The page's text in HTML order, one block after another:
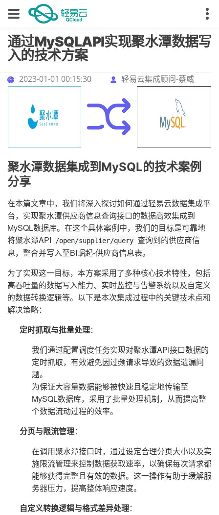
通过MySQLAPI实现聚水潭数据写
入的技术方案
2023-01-01 00:15:30 轻易云集成顾问-蔡威
聚水潭数据集成到MySQL的技术案例
分享
在本篇文章中，我们将深入探讨如何通过轻易云数据集成平
台，实现聚水潭供应商信息查询接口的数据高效集成到
MySQL数据库。在这个具体案例中，我们的目标是可靠地
将聚水潭API
/open/supplier/query 查询到的供应商信
息，整合并写入至BI崛起-供应商信息表。
为了实现这一目标，本方案采用了多种核心技术特性，包括
高吞吐量的数据写入能力、实时监控与告警系统以及自定义
的数据转换逻辑等。以下是本次集成过程中的关键技术点和
解决策略：
定时抓取与批量处理：
我们通过配置调度任务实现对聚水潭API接口数据的
定时抓取，有效避免因过频请求导致的数据遗漏问
题。
为保证大容量数据能够被快速且稳定地传输至
MySQL数据库，采用了批量处理机制，从而提高整
个数据流动过程的效率。
分页与限流管理：
在调用聚水潭接口时，通过设定合理分页大小以及实
施限流管理来控制数据获取速率，以确保每次请求都
能够获得完整且有效的数据。这一操作有助于缓解服
务器压力，提高整体响应速度。
自定义转换逻辑与格式差异处理：